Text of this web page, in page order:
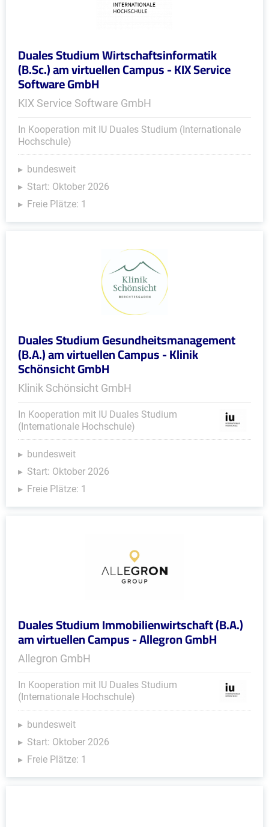
Duales Studium Wirtschaftsinformatik
(B.Sc.) am virtuellen Campus - KIX Service
Software GmbH
KIX Service Software GmbH
In Kooperation mit IU Duales Studium (Internationale
Hochschule)
bundesweit
Start: Oktober 2026
Freie Plätze: 1
Duales Studium Gesundheitsmanagement
(B.A.) am virtuellen Campus - Klinik
Schönsicht GmbH
Klinik Schönsicht GmbH
In Kooperation mit IU Duales Studium
(Internationale Hochschule)
bundesweit
Start: Oktober 2026
Freie Plätze: 1
Duales Studium Immobilienwirtschaft (B.A.)
am virtuellen Campus - Allegron GmbH
Allegron GmbH
In Kooperation mit IU Duales Studium
(Internationale Hochschule)
bundesweit
Start: Oktober 2026
Freie Plätze: 1